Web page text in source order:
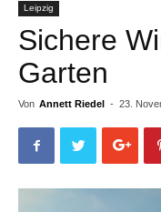
Leipzig
Sichere
Garten
Von Annett Riedel - 23.